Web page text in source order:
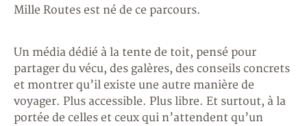
Mille Routes est né de ce parcours.
Un média dédié à la tente de toit, pensé pour
partager du vécu, des galères, des conseils concrets
et montrer qu’il existe une autre manière de
voyager. Plus accessible. Plus libre. Et surtout, à la
portée de celles et ceux qui n’attendent qu’un